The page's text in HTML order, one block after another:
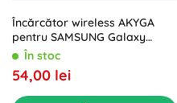
Încărcător wireless AKYGA
pentru SAMSUNG Galaxy
Watch cu magnet, cablu USB
În stoc
54,00 lei